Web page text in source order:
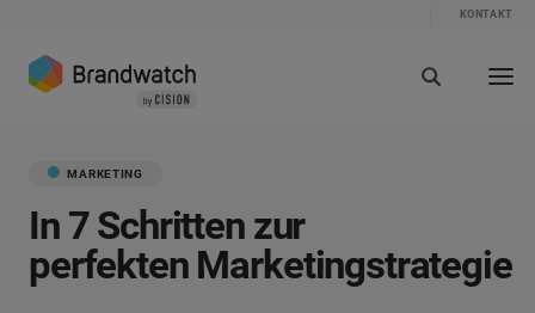
KONTAKT
MARKETING
In 7 Schritten zur
perfekten Marketingstrategie